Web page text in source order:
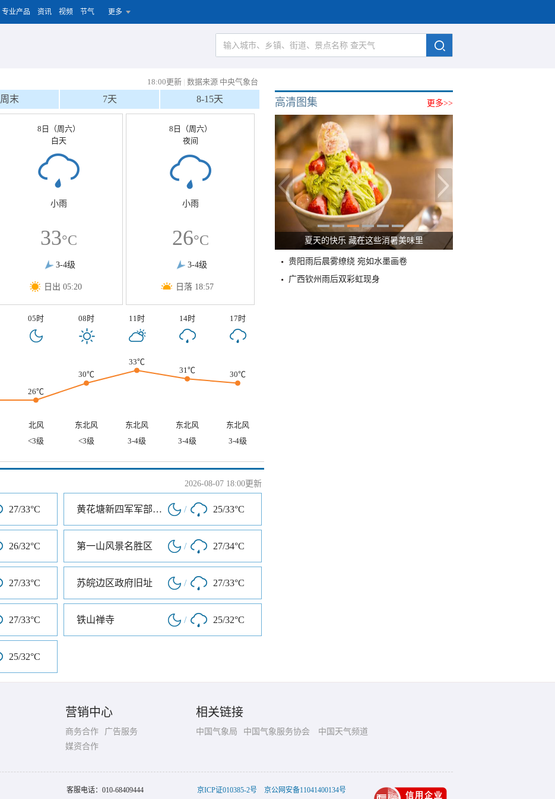
专业产品 资讯 视频 节气 更多
18:00更新 | 数据来源 中央气象台
周末 7天 8-15天
8日（周六）
白天
小雨
33°C
3-4级
日出 05:20
8日（周六）
夜间
小雨
26°C
3-4级
日落 18:57
05时 08时 11时 14时 17时
26℃
30℃
33℃
31℃
30℃
北风 东北风 东北风 东北风
东北风
<3级 <3级 3-4级 3-4级 3-4级
2026-08-07 18:00更新
27/33°C 黄花塘新四军军部纪念馆 / 25/33°C
26/32°C 第一山风景名胜区 / 27/34°C
27/33°C 苏皖边区政府旧址 / 27/33°C
27/33°C 铁山禅寺 / 25/32°C
25/32°C
更多>>
高清图集
夏天的快乐 藏在这些消暑美味里
贵阳雨后晨雾缭绕 宛如水墨画卷
广西钦州雨后双彩虹现身
营销中心
商务合作
广告服务
媒资合作
相关链接
中国气象局 中国气象服务协会 中国天气频道
客服电话： 010-68409444 京ICP证010385-2号 京公网安备11041400134号